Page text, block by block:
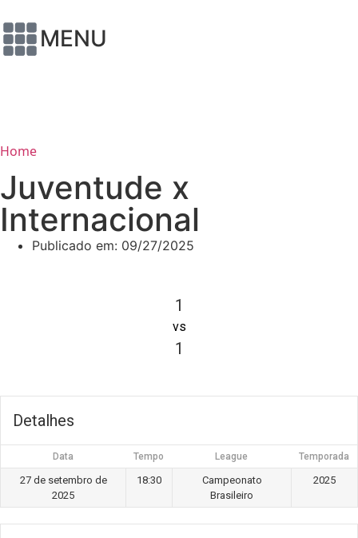
MENU
Home
Juventude x
Internacional
Publicado em: 09/27/2025
1
vs
1
Detalhes
Data Tempo League Temporada
27 de setembro de
2025
18:30
Campeonato
Brasileiro
2025